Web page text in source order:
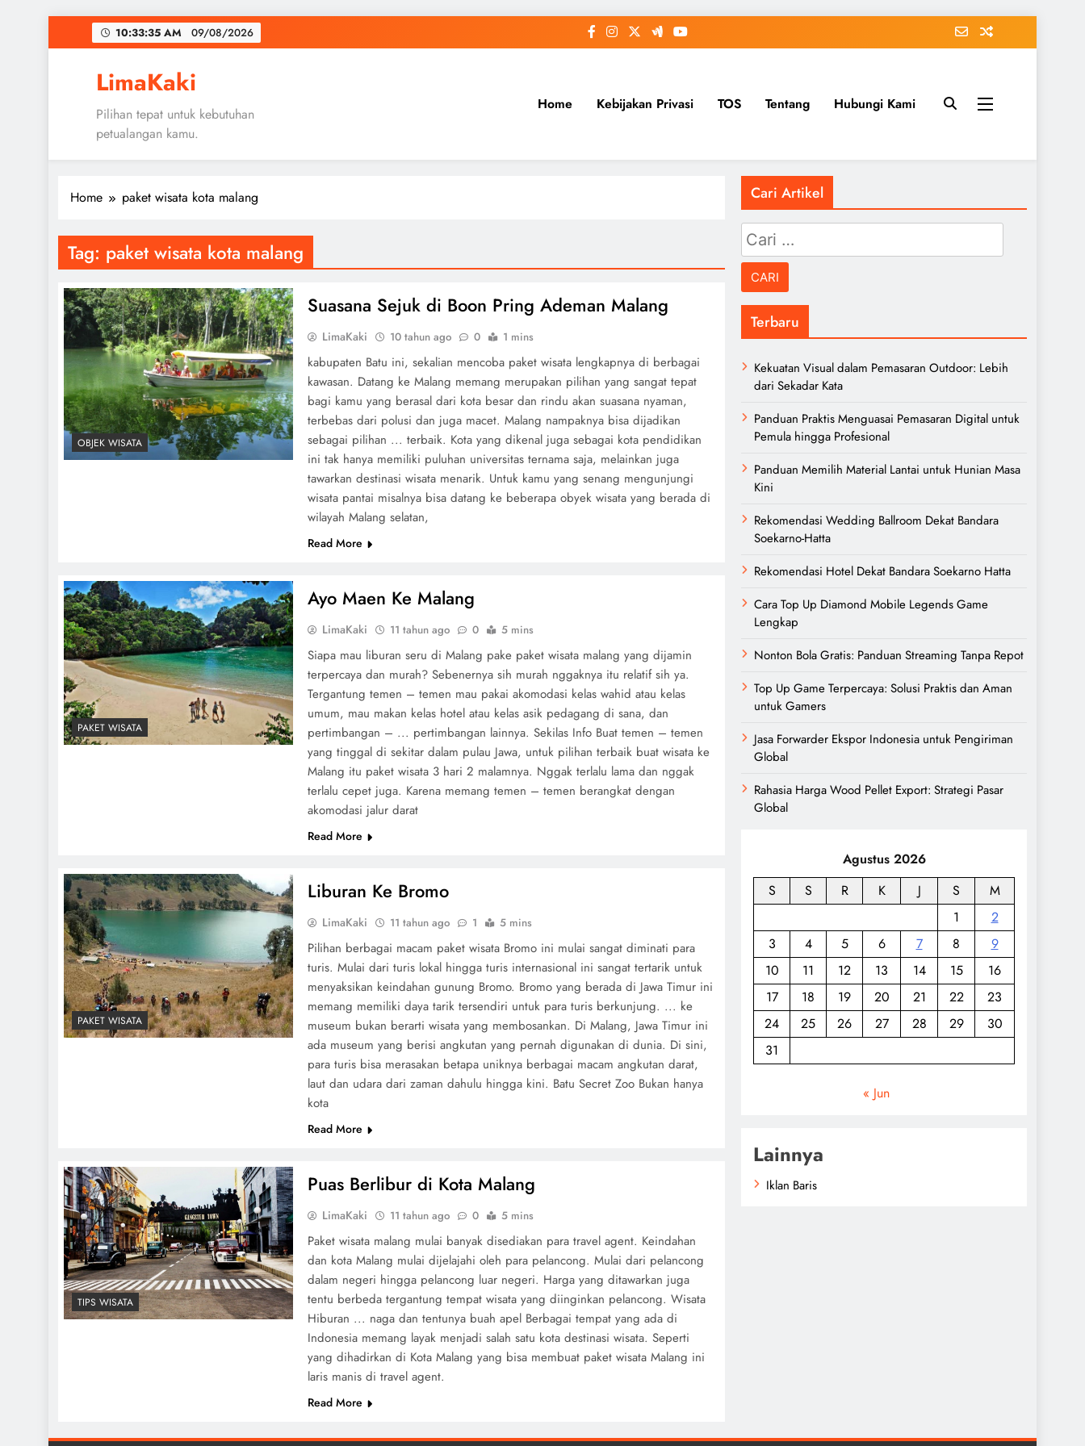
to
10:33:35 AM 09/08/2026
LimaKaki
Pilihan tepat untuk kebutuhan
petualangan kamu.
Home Kebijakan Privasi TOS Tentang Hubungi Kami
Home paket wisata kota malang
Tag: paket wisata kota malang
OBJEK WISATA
Suasana Sejuk di Boon Pring Ademan Malang
LimaKaki 10 tahun ago 0 1 mins
kabupaten Batu ini, sekalian mencoba paket wisata lengkapnya di berbagai
kawasan. Datang ke Malang memang merupakan pilihan yang sangat tepat
bagi kamu yang berasal dari kota besar dan rindu akan suasana nyaman,
terbebas dari polusi dan juga macet. Malang nampaknya bisa dijadikan
sebagai pilihan ... terbaik. Kota yang dikenal juga sebagai kota pendidikan
ini tak hanya memiliki puluhan universitas ternama saja, melainkan juga
tawarkan destinasi wisata menarik. Untuk kamu yang senang mengunjungi
wisata pantai misalnya bisa datang ke beberapa obyek wisata yang berada di
wilayah Malang selatan,
Read More
PAKET WISATA
Ayo Maen Ke Malang
LimaKaki 11 tahun ago 0 5 mins
Siapa mau liburan seru di Malang pake paket wisata malang yang dijamin
terpercaya dan murah? Sebenernya sih murah nggaknya itu relatif sih ya.
Tergantung temen – temen mau pakai akomodasi kelas wahid atau kelas
umum, mau makan kelas hotel atau kelas asik pedagang di sana, dan
pertimbangan – ... pertimbangan lainnya. Sekilas Info Buat temen – temen
yang tinggal di sekitar dalam pulau Jawa, untuk pilihan terbaik buat wisata ke
Malang itu paket wisata 3 hari 2 malamnya. Nggak terlalu lama dan nggak
terlalu cepet juga. Karena memang temen – temen berangkat dengan
akomodasi jalur darat
Read More
PAKET WISATA
Liburan Ke Bromo
LimaKaki 11 tahun ago 1 5 mins
Pilihan berbagai macam paket wisata Bromo ini mulai sangat diminati para
turis. Mulai dari turis lokal hingga turis internasional ini sangat tertarik untuk
menyaksikan keindahan gunung Bromo. Bromo yang berada di Jawa Timur ini
memang memiliki daya tarik tersendiri untuk para turis berkunjung. ... ke
museum bukan berarti wisata yang membosankan. Di Malang, Jawa Timur ini
ada museum yang berisi angkutan yang pernah digunakan di dunia. Di sini,
para turis bisa merasakan betapa uniknya berbagai macam angkutan darat,
laut dan udara dari zaman dahulu hingga kini. Batu Secret Zoo Bukan hanya
kota
Read More
TIPS WISATA
Puas Berlibur di Kota Malang
LimaKaki 11 tahun ago 0 5 mins
Paket wisata malang mulai banyak disediakan para travel agent. Keindahan
dan kota Malang mulai dijelajahi oleh para pelancong. Mulai dari pelancong
dalam negeri hingga pelancong luar negeri. Harga yang ditawarkan juga
tentu berbeda tergantung tempat wisata yang diinginkan pelancong. Wisata
Hiburan ... naga dan tentunya buah apel Berbagai tempat yang ada di
Indonesia memang layak menjadi salah satu kota destinasi wisata. Seperti
yang dihadirkan di Kota Malang yang bisa membuat paket wisata Malang ini
laris manis di travel agent.
Read More
Cari Artikel
Cari
untuk:
Terbaru
Kekuatan Visual dalam Pemasaran Outdoor: Lebih
dari Sekadar Kata
Panduan Praktis Menguasai Pemasaran Digital untuk
Pemula hingga Profesional
Panduan Memilih Material Lantai untuk Hunian Masa
Kini
Rekomendasi Wedding Ballroom Dekat Bandara
Soekarno-Hatta
Rekomendasi Hotel Dekat Bandara Soekarno Hatta
Cara Top Up Diamond Mobile Legends Game
Lengkap
Nonton Bola Gratis: Panduan Streaming Tanpa Repot
Top Up Game Terpercaya: Solusi Praktis dan Aman
untuk Gamers
Jasa Forwarder Ekspor Indonesia untuk Pengiriman
Global
Rahasia Harga Wood Pellet Export: Strategi Pasar
Global
Agustus 2026
S
S R K J S
M
1
2
3
4 5 6 7 8
9
10
11 12 13 14 15
16
17
18 19 20 21 22
23
24
25 26 27 28 29
30
31
« Jun
Lainnya
Iklan Baris